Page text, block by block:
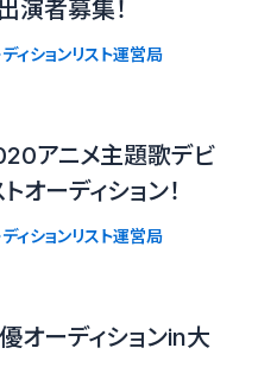
出演者募集！
ィションリスト運営局
アニメ主題歌デビ
オーディション！
ィションリスト運営局
オーディションin大